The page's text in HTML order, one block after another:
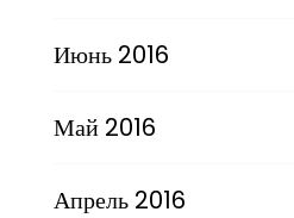
Июнь 2016
Май 2016
Апрель 2016